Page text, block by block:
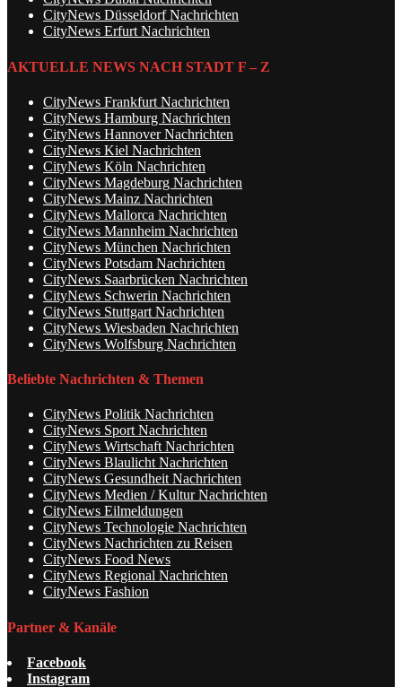
CityNews Düsseldorf Nachrichten
CityNews Erfurt Nachrichten
AKTUELLE NEWS NACH STADT F – Z
CityNews Frankfurt Nachrichten
CityNews Hamburg Nachrichten
CityNews Hannover Nachrichten
CityNews Kiel Nachrichten
CityNews Köln Nachrichten
CityNews Magdeburg Nachrichten
CityNews Mainz Nachrichten
CityNews Mallorca Nachrichten
CityNews Mannheim Nachrichten
CityNews München Nachrichten
CityNews Potsdam Nachrichten
CityNews Saarbrücken Nachrichten
CityNews Schwerin Nachrichten
CityNews Stuttgart Nachrichten
CityNews Wiesbaden Nachrichten
CityNews Wolfsburg Nachrichten
Beliebte Nachrichten & Themen
CityNews Politik Nachrichten
CityNews Sport Nachrichten
CityNews Wirtschaft Nachrichten
CityNews Blaulicht Nachrichten
CityNews Gesundheit Nachrichten
CityNews Medien / Kultur Nachrichten
CityNews Eilmeldungen
CityNews Technologie Nachrichten
CityNews Nachrichten zu Reisen
CityNews Food News
CityNews Regional Nachrichten
CityNews Fashion
Partner & Kanäle
Facebook
Instagram